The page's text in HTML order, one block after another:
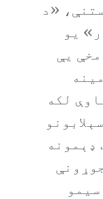
«د
یو
یې
لکه
ډېمونه